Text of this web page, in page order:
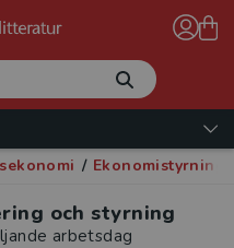
/ Ekonomistyrning
och styrning
arbetsdag